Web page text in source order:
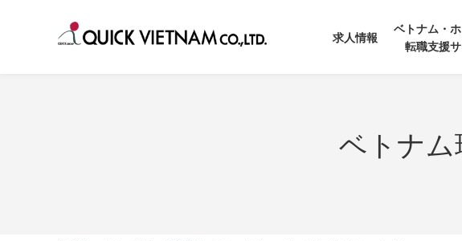
求人情報
ベトナム・
転職支援
ベトナム